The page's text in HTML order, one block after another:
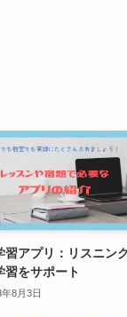
習アプリ：リスニン
習をサポート
8月3日